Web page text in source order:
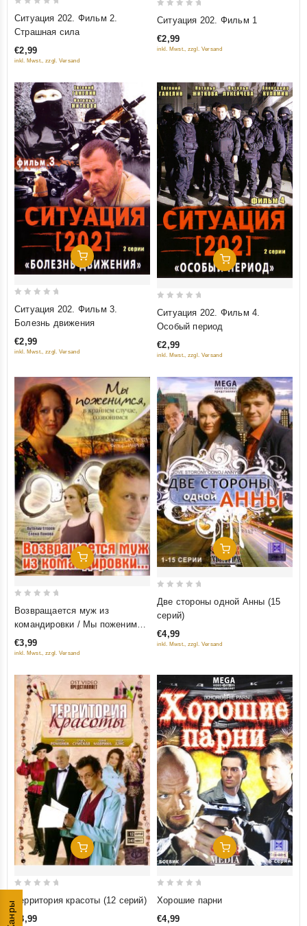
Жанры
5
Ситуация 202. Фильм 2.
Страшная сила
€2,99
inkl. Mwst., zzgl. Versand
of
Ситуация 202. Фильм 1
€2,99
inkl. Mwst., zzgl. Versand
Добавить В Корзину
5
Ситуация 202. Фильм 3.
Болезнь движения
€2,99
inkl. Mwst., zzgl. Versand
Добавить В Корзину
5
Ситуация 202. Фильм 4.
Особый период
€2,99
inkl. Mwst., zzgl. Versand
Добавить В Корзину
5
Возвращается муж из
командировки / Мы поженимся,
в крайнем случае, созвонимся!
(2 в 1)
€3,99
inkl. Mwst., zzgl. Versand
Добавить В Корзину
out
5
Две стороны одной Анны (15
серий)
€4,99
inkl. Mwst., zzgl. Versand
Добавить В Корзину
out
of
Территория красоты (12 серий)
€3,99
Добавить В Корзину
out
of
Хорошие парни
€4,99